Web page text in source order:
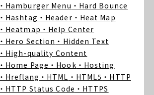
・Hamburger Menu ・Hard Bounce
・Hashtag ・Header ・Heat Map
・Heatmap ・Help Center
・Hero Section ・Hidden Text
・High-quality Content
・Home Page ・Hook ・Hosting
・Hreflang ・HTML ・HTML5 ・HTTP
・HTTP Status Code ・HTTPS